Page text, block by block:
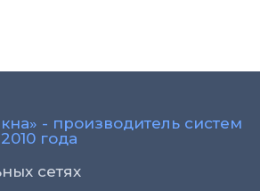
- производитель систем
года
сетях